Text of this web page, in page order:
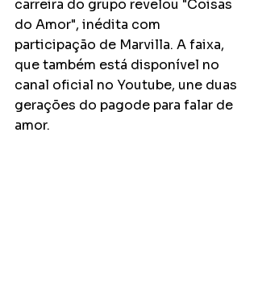
carreira do grupo revelou "Coisas
do Amor", inédita com
participação de Marvilla. A faixa,
que também está disponível no
canal oficial no Youtube, une duas
gerações do pagode para falar de
amor.